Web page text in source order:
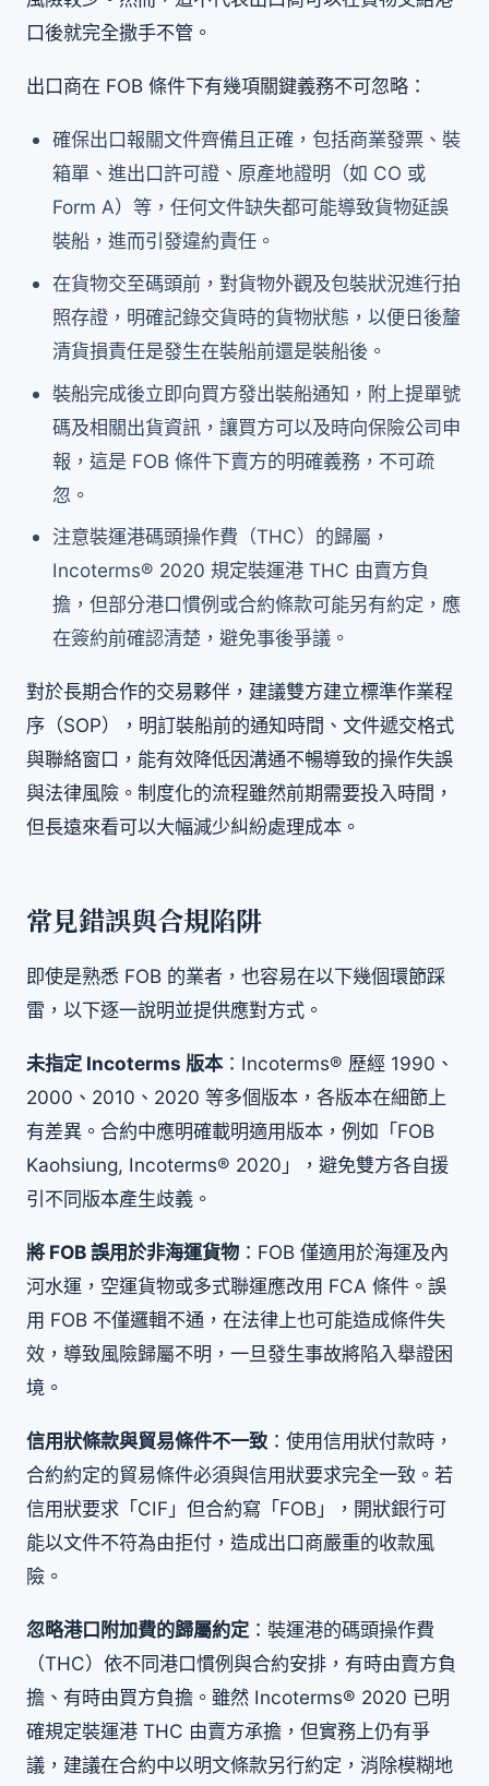
口後就完全撒手不管。
出口商在 FOB 條件下有幾項關鍵義務不可忽略：
確保出口報關文件齊備且正確，包括商業發票、裝
箱單、進出口許可證、原產地證明（如 CO 或
Form A）等，任何文件缺失都可能導致貨物延誤
裝船，進而引發違約責任。
在貨物交至碼頭前，對貨物外觀及包裝狀況進行拍
照存證，明確記錄交貨時的貨物狀態，以便日後釐
清貨損責任是發生在裝船前還是裝船後。
裝船完成後立即向買方發出裝船通知，附上提單號
碼及相關出貨資訊，讓買方可以及時向保險公司申
報，這是 FOB 條件下賣方的明確義務，不可疏
忽。
注意裝運港碼頭操作費（THC）的歸屬，
Incoterms® 2020 規定裝運港 THC 由賣方負
擔，但部分港口慣例或合約條款可能另有約定，應
在簽約前確認清楚，避免事後爭議。
對於長期合作的交易夥伴，建議雙方建立標準作業程
序（SOP），明訂裝船前的通知時間、文件遞交格式
與聯絡窗口，能有效降低因溝通不暢導致的操作失誤
與法律風險。制度化的流程雖然前期需要投入時間，
但長遠來看可以大幅減少糾紛處理成本。
常見錯誤與合規陷阱
即使是熟悉 FOB 的業者，也容易在以下幾個環節踩
雷，以下逐一說明並提供應對方式。
未指定 Incoterms 版本：Incoterms® 歷經 1990、
2000、2010、2020 等多個版本，各版本在細節上
有差異。合約中應明確載明適用版本，例如「FOB
Kaohsiung, Incoterms® 2020」，避免雙方各自援
引不同版本產生歧義。
將 FOB 誤用於非海運貨物 ：FOB 僅適用於海運及內
河水運，空運貨物或多式聯運應改用 FCA 條件。誤
用 FOB 不僅邏輯不通，在法律上也可能造成條件失
效，導致風險歸屬不明，一旦發生事故將陷入舉證困
境。
信用狀條款與貿易條件不一致 ：使用信用狀付款時，
合約約定的貿易條件必須與信用狀要求完全一致。若
信用狀要求「CIF」但合約寫「FOB」，開狀銀行可
能以文件不符為由拒付，造成出口商嚴重的收款風
險。
忽略港口附加費的歸屬約定：裝運港的碼頭操作費
（THC）依不同港口慣例與合約安排，有時由賣方負
擔、有時由買方負擔。雖然 Incoterms® 2020 已明
確規定裝運港 THC 由賣方承擔，但實務上仍有爭
議，建議在合約中以明文條款另行約定，消除模糊地